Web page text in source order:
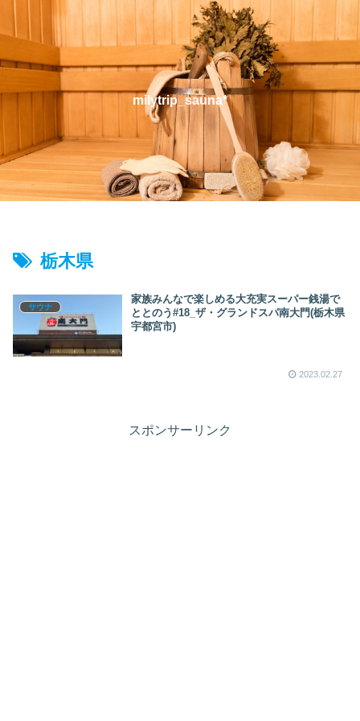
milytrip_sauna*
栃木県
サウナ
家族みんなで楽しめる大充実スーパー銭湯で
ととのう#18_ザ・グランドスパ南大門(栃木県
宇都宮市)
2023.02.27
スポンサーリンク